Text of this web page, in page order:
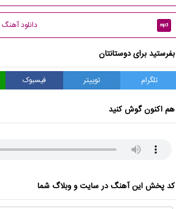
mp3 دانلود آهنگ
بفرستید برای دوستانتان
تلگرام توییتر فیسبوک
هم اکنون گوش کنید
کد پخش این آهنگ در سایت و وبلاگ شما